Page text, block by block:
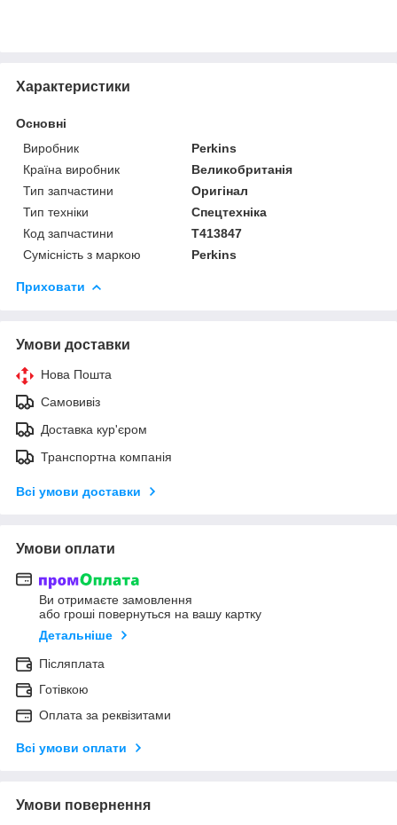
Характеристики
Основні
Виробник
Perkins
Країна виробник
Великобританія
Тип запчастини
Оригінал
Тип техніки
Спецтехніка
Код запчастини
T413847
Сумісність з маркою
Perkins
Приховати
Умови доставки
Нова Пошта
Самовивіз
Доставка кур'єром
Транспортна компанія
Всі умови доставки
Умови оплати
Ви отримаєте замовлення
або гроші повернуться на вашу картку
Детальніше
Післяплата
Готівкою
Оплата за реквізитами
Всі умови оплати
Умови повернення